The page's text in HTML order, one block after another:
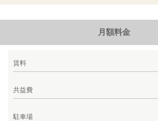
月額料金
賃料
共益費
駐車場